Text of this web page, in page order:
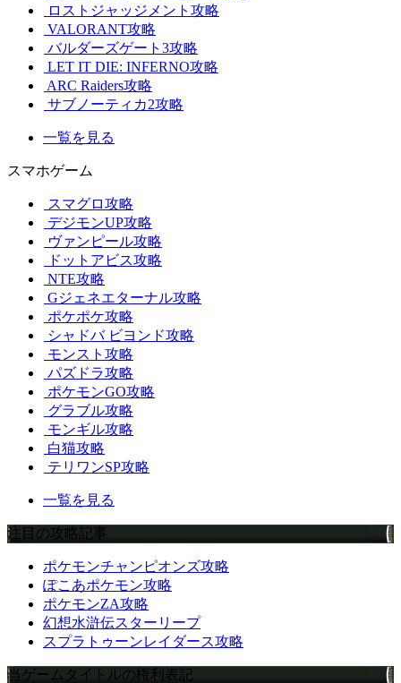
ロストジャッジメント攻略
VALORANT攻略
バルダーズゲート3攻略
LET IT DIE: INFERNO攻略
ARC Raiders攻略
サブノーティカ2攻略
一覧を見る
スマホゲーム
スマグロ攻略
デジモンUP攻略
ヴァンピール攻略
ドットアビス攻略
NTE攻略
Gジェネエターナル攻略
ポケポケ攻略
シャドバ ビヨンド攻略
モンスト攻略
パズドラ攻略
ポケモンGO攻略
グラブル攻略
モンギル攻略
白猫攻略
テリワンSP攻略
一覧を見る
注目の攻略記事
ポケモンチャンピオンズ攻略
ぽこあポケモン攻略
ポケモンZA攻略
幻想水滸伝スターリープ
スプラトゥーンレイダース攻略
当ゲームタイトルの権利表記